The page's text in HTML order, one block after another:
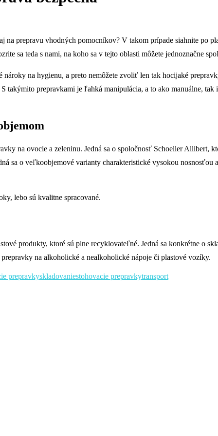
na prepravu vhodných pomocníkov? V takom prípade siahnite po
sa teda s nami, na koho sa v tejto oblasti môžete jednoznačne
na hygienu, a preto nemôžete zvoliť len tak hocijaké
prepravkami je ľahká manipulácia, a to ako manuálne, tak
na ovocie a zeleninu. Jedná sa o spoločnosť Schoeller Allibert,
sa o veľkoobjemové varianty charakteristické vysokou
lebo sú kvalitne spracované.
produkty, ktoré sú plne recyklovateľné. Jedná sa konkrétne o
na alkoholické a nealkoholické nápoje či plastové vozíky.
prepravkyskladovaniestohovacie prepravkytransport